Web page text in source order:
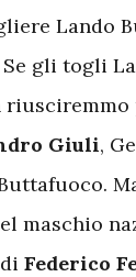
Lando
gli togli
riusciremmo
Giuli,
maschio
di Federico